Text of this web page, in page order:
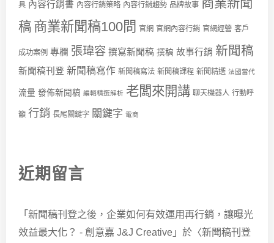
具 內容行銷書 內容行銷策略 內容行銷趨勢 品牌故事 商業新聞
稿 商業新聞稿100問 官網 官網內容行銷 官網經營 客戶
成功案例 專欄 張瑋容 撰寫新聞稿 撰稿 故事行銷 新聞稿
新聞稿刊登 新聞稿寫作 新聞稿寫法 新聞稿課程 新聞精選 法國當代
流量 發佈新聞稿 編輯精選解析 老闆來開講 聊天機器人 行動呼
籲 行銷 長尾關鍵字 關鍵字 電商
近期留言
「 新聞稿刊登之後，企業如何有效運用再行銷，讓曝光
效益最大化？ - 創意嘉 J&J Creative 」於〈新聞稿刊登